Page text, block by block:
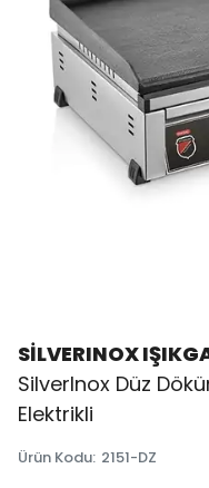
SİLVERINOX
SilverInox Düz
Elektrikli
Ürün Kodu: 2151-DZ